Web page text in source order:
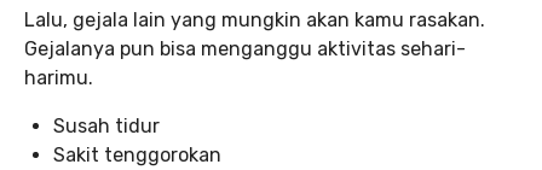
Lalu, gejala lain yang mungkin akan kamu rasakan.
Gejalanya pun bisa menganggu aktivitas sehari-
harimu.
Susah tidur
Sakit tenggorokan